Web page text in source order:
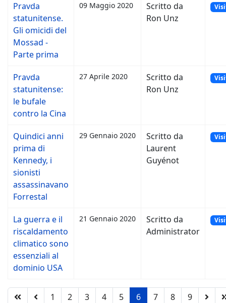
Pravda
statunitense.
Gli omicidi del
Mossad -
Parte prima
09 Maggio 2020
Scritto da
Ron Unz
Pravda
statunitense:
le bufale
contro la Cina
27 Aprile 2020
Scritto da
Ron Unz
Quindici anni
prima di
Kennedy, i
sionisti
assassinavano
Forrestal
29 Gennaio 2020
Scritto da
Laurent
Guyénot
La guerra e il
riscaldamento
climatico sono
essenziali al
dominio USA
21 Gennaio 2020
Scritto da
Administrator
1 2 3 4 5 6 7 8 9